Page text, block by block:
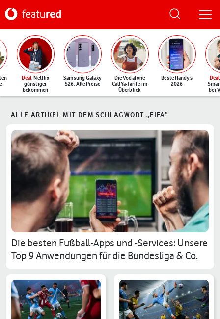
Deal: Netflix
günstiger
bekommen
Samsung Galaxy
S26: Alle Preise
Die Vodafone
CallYa-Tarife im
Überblick
Beste Handys
2026
Deal
bei
ALLE ARTIKEL MIT DEM SCHLAGWORT „FIFA“
Die besten Fußball-Apps und -Services: Unsere
Top 9 Anwendungen für die Bundesliga & Co.